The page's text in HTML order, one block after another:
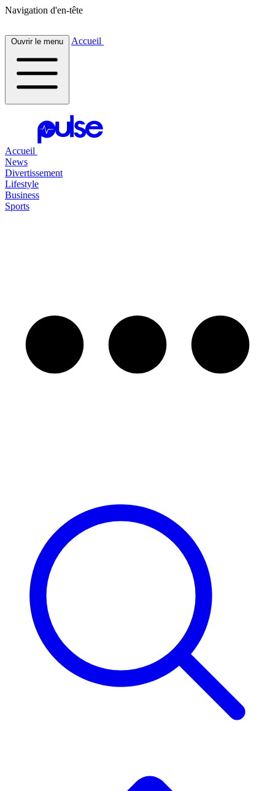
Navigation d'en-tête
Ouvrir le menu Accueil
Accueil
News
Divertissement
Lifestyle
Business
Sports